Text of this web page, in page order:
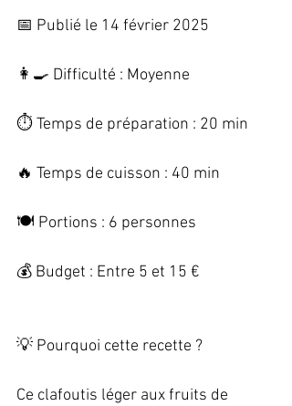
📅 Publié le 14 février 2025
👩‍🍳 Difficulté : Moyenne
⏱️ Temps de préparation : 20 min
🔥 Temps de cuisson : 40 min
🍽️ Portions : 6 personnes
💰 Budget : Entre 5 et 15 €
💡 Pourquoi cette recette ?
Ce clafoutis léger aux fruits de